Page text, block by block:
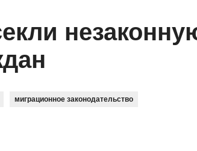
миграционное законодательство